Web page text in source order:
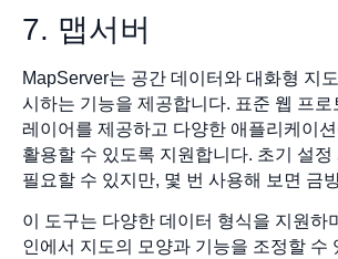
7. 맵서버
MapServer는 공간 데이터와 대화형 지
시하는 기능을 제공합니다. 표준 웹 프로
레이어를 제공하고 다양한 애플리케이
활용할 수 있도록 지원합니다. 초기 설
필요할 수 있지만, 몇 번 사용해 보면 금
이 도구는 다양한 데이터 형식을 지원하
인에서 지도의 모양과 기능을 조정할 수